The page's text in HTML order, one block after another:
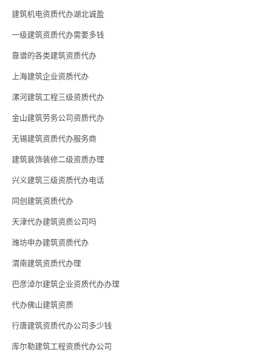
建筑机电资质代办湖北诚盈
一级建筑资质代办需要多钱
靠谱的各类建筑资质代办
上海建筑企业资质代办
漯河建筑工程三级资质代办
金山建筑劳务公司资质代办
无锡建筑资质代办服务商
建筑装饰装修二级资质办理
兴义建筑三级资质代办电话
同创建筑资质代办
天津代办建筑资质公司吗
潍坊申办建筑资质代办
渭南建筑资质代办理
巴彦淖尔建筑企业资质代办办理
代办佛山建筑资质
行唐建筑资质代办公司多少钱
库尔勒建筑工程资质代办公司